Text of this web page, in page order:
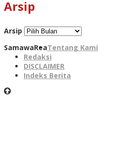
Arsip
Arsip
SamawaReaTentang Kami
Redaksi
DISCLAIMER
Indeks Berita